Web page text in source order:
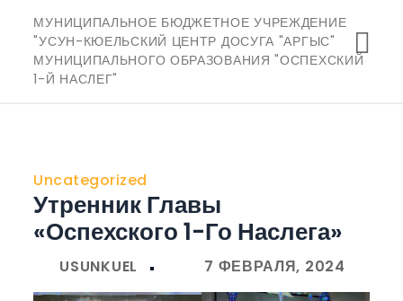
содержимому
МУНИЦИПАЛЬНОЕ БЮДЖЕТНОЕ УЧРЕЖДЕНИЕ
"УСУН-КЮЕЛЬСКИЙ ЦЕНТР ДОСУГА "АРГЫС"
МУНИЦИПАЛЬНОГО ОБРАЗОВАНИЯ "ОСПЕХСКИЙ
1-Й НАСЛЕГ"
Uncategorized
Утренник Главы
«Оспехского 1-Го Наслега»